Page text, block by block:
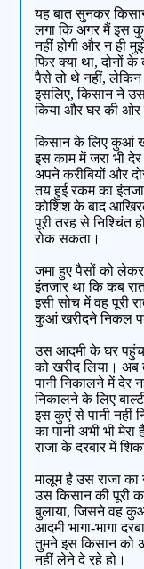
यह बात सुनकर
लगा कि अगर मैं इस
नहीं होगी और न ही
फिर क्या था, दोनों
पैसे तो थे नहीं, लेकिन
इसलिए, किसान ने
किया और घर की ओर
किसान के लिए कुआं
इस काम में जरा भी
अपने करीबियों और
तय हुई रकम का
कोशिश के बाद
पूरी तरह से निश्चिंत
रोक सकता।
जमा हुए पैसों को
इंतजार था कि कब
इसी सोच में वह पूरी
कुआं खरीदने निकल
उस आदमी के घर
को खरीद लिया। अब
पानी निकालने में देर
निकालने के लिए
इस कुएं से पानी नहीं
का पानी अभी भी
राजा के दरबार में
मालूम है उस राजा
उस किसान की पूरी
बुलाया, जिसने वह
आदमी भागा-भागा
तुमने इस किसान को
नहीं लेने दे रहे हो।